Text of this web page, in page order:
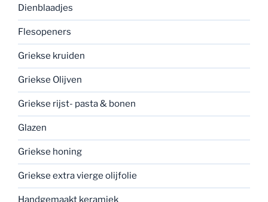
Dienblaadjes
Flesopeners
Griekse kruiden
Griekse Olijven
Griekse rijst- pasta & bonen
Glazen
Griekse honing
Griekse extra vierge olijfolie
Handgemaakt keramiek